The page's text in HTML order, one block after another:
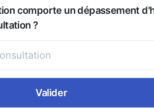
comporte un dépassement
?
Valider